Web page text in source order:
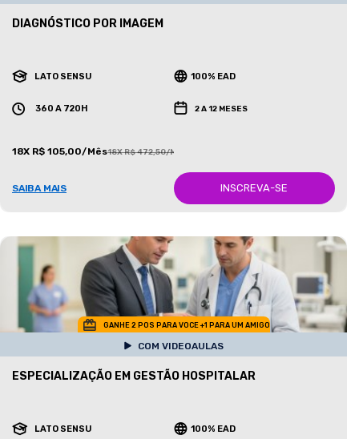
DIAGNÓSTICO POR IMAGEM
LATO SENSU 100% EAD
360 A 720H 2 A 12 MESES
18X R$ 105,00/Mês18X R$ 472,50/Mês
SAIBA MAIS INSCREVA-SE
GANHE 2 POS PARA VOCE +1 PARA UM AMIGO
COM VIDEOAULAS
ESPECIALIZAÇÃO EM GESTÃO HOSPITALAR
LATO SENSU 100% EAD